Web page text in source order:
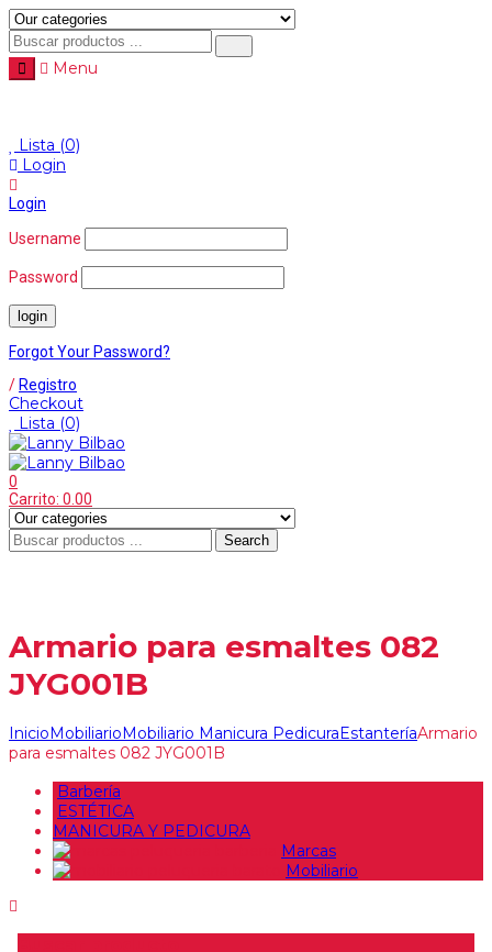
Menu
Lista (0)
Login
Login
Username
Password
Forgot Your Password?
/ Registro
Checkout
Lista (0)
0
Carrito: 0.00
Search
Armario para esmaltes 082
JYG001B
InicioMobiliarioMobiliario Manicura PedicuraEstanteríaArmario
para esmaltes 082 JYG001B
Barbería
ESTÉTICA
MANICURA Y PEDICURA
Marcas
Mobiliario